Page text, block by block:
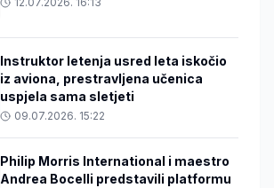
Instruktor letenja usred leta iskočio
iz aviona, prestravljena učenica
uspjela sama sletjeti
09.07.2026. 15:22
Philip Morris International i maestro
Andrea Bocelli predstavili platformu